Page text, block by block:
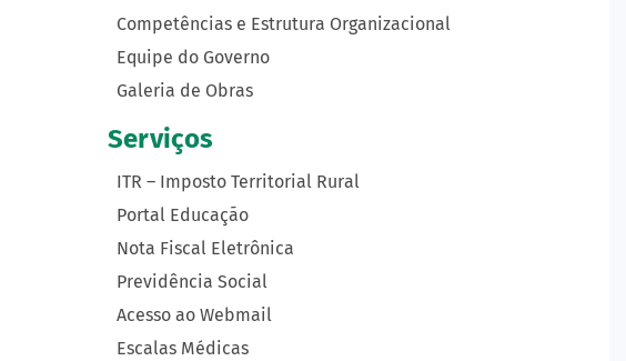
Competências e Estrutura Organizacional
Equipe do Governo
Galeria de Obras
Serviços
ITR – Imposto Territorial Rural
Portal Educação
Nota Fiscal Eletrônica
Previdência Social
Acesso ao Webmail
Escalas Médicas